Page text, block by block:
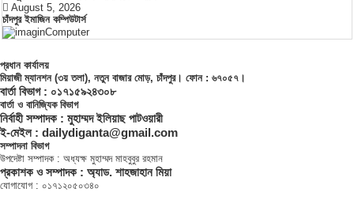
August 5, 2026
চাঁদপুর ইমাজিন কম্পিউটার্স
প্রধান কার্যালয়
মিয়াজী ম্যানশন (৩য় তলা), নতুন বাজার মোড়, চাঁদপুর। ফোন : ৬৭০৫৭।
বার্তা বিভাগ : ০১৭১৫৯২৪৩০৮
বার্তা ও বানিজ্যিক বিভাগ
নির্বাহী সম্পাদক : মুহাম্মদ ইলিয়াছ পাটওয়ারী
ই-মেইল : dailydiganta@gmail.com
সম্পাদনা বিভাগ
উপদেষ্টা সম্পাদক : অধ্যক্ষ মুহাম্মদ মাহবুবুর রহমান
প্রকাশক ও সম্পাদক : অ্যাড. শাহজাহান মিয়া
যোগাযোগ : ০১৭১২০৫০৩৪০